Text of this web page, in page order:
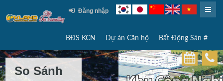
Đăng nhập
BĐS KCN Dự án Căn hộ Bất Động Sản #
So Sánh